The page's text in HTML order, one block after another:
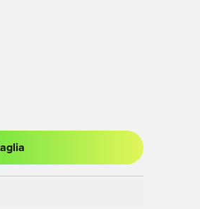
o registrarsi come membro